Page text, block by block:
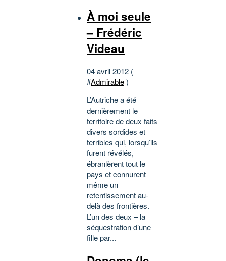
À moi seule
– Frédéric
Videau
04 avril 2012 (
#Admirable)
L’Autriche a été
dernièrement le
territoire de deux faits
divers sordides et
terribles qui, lorsqu’ils
furent révélés,
ébranlèrent tout le
pays et connurent
même un
retentissement au-
delà des frontières.
L’un des deux – la
séquestration d’une
fille par...